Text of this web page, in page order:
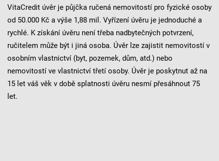
VitaCredit úvěr je půjčka ručená nemovitostí pro fyzické osoby
od 50.000 Kč a výše 1,88 mil. Vyřízení úvěru je jednoduché a
rychlé. K získání úvěru není třeba nadbytečných potvrzení,
ručitelem může být i jiná osoba. Úvěr lze zajistit nemovitostí v
osobním vlastnictví (byt, pozemek, dům, atd.) nebo
nemovitostí ve vlastnictví třetí osoby. Úvěr je poskytnut až na
15 let váš věk v době splatnosti úvěru nesmí přesáhnout 75
let.